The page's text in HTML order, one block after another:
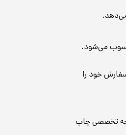
می‌دهد.
می‌شود.
خود را
تخصصی چاپ